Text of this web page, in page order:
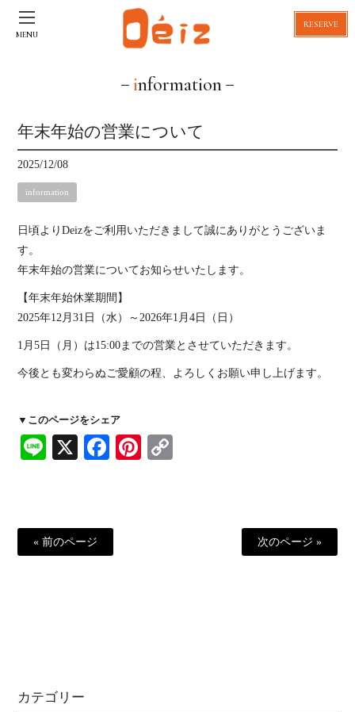
MENU
RESERVE
information
年末年始の営業について
2025/12/08
information
日頃よりDeizをご利用いただきまして誠にありがとうございま
す。
年末年始の営業についてお知らせいたします。
【年末年始休業期間】
2025年12月31日（水）～2026年1月4日（日）
1月5日（月）は15:00までの営業とさせていただきます。
今後とも変わらぬご愛顧の程、よろしくお願い申し上げます。
▼このページをシェア
LineX Facebook
Pinterest
« 前のページ 次のページ »
カテゴリー